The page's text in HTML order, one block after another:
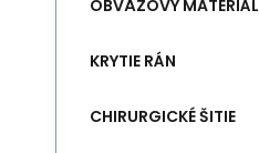
OBVÄZOVÝ MATERIÁL
KRYTIE RÁN
CHIRURGICKÉ ŠITIE